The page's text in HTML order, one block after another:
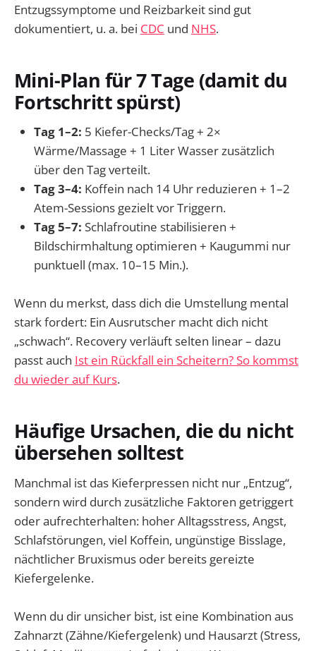
Entzugssymptome und Reizbarkeit sind gut
dokumentiert, u. a. bei CDC und NHS.
Mini-Plan für 7 Tage (damit du
Fortschritt spürst)
Tag 1–2: 5 Kiefer-Checks/Tag + 2×
Wärme/Massage + 1 Liter Wasser zusätzlich
über den Tag verteilt.
Tag 3–4: Koffein nach 14 Uhr reduzieren + 1–2
Atem-Sessions gezielt vor Triggern.
Tag 5–7: Schlafroutine stabilisieren +
Bildschirmhaltung optimieren + Kaugummi nur
punktuell (max. 10–15 Min.).
Wenn du merkst, dass dich die Umstellung mental
stark fordert: Ein Ausrutscher macht dich nicht
„schwach“. Recovery verläuft selten linear – dazu
passt auch Ist ein Rückfall ein Scheitern? So kommst
du wieder auf Kurs.
Häufige Ursachen, die du nicht
übersehen solltest
Manchmal ist das Kieferpressen nicht nur „Entzug“,
sondern wird durch zusätzliche Faktoren getriggert
oder aufrechterhalten: hoher Alltagsstress, Angst,
Schlafstörungen, viel Koffein, ungünstige Bisslage,
nächtlicher Bruxismus oder bereits gereizte
Kiefergelenke.
Wenn du dir unsicher bist, ist eine Kombination aus
Zahnarzt (Zähne/Kiefergelenk) und Hausarzt (Stress,